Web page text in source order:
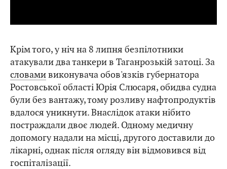
Крім того, у ніч на 8 липня безпілотники
атакували два танкери в Таганрозькій затоці. За
словамивиконувача обов'язків губернатора
Ростовської області Юрія Слюсаря, обидва судна
були без вантажу, тому розливу нафтопродуктів
вдалося уникнути. Внаслідок атаки нібито
постраждали двоє людей. Одному медичну
допомогу надали на місці, другого доставили до
лікарні, однак після огляду він відмовився від
госпіталізації.